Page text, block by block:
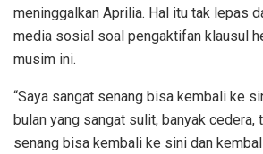
meninggalkan Aprilia. Hal itu tak lepas
media sosial soal pengaktifan klausul
musim ini.
“Saya sangat senang bisa kembali ke
bulan yang sangat sulit, banyak cedera,
senang bisa kembali ke sini dan